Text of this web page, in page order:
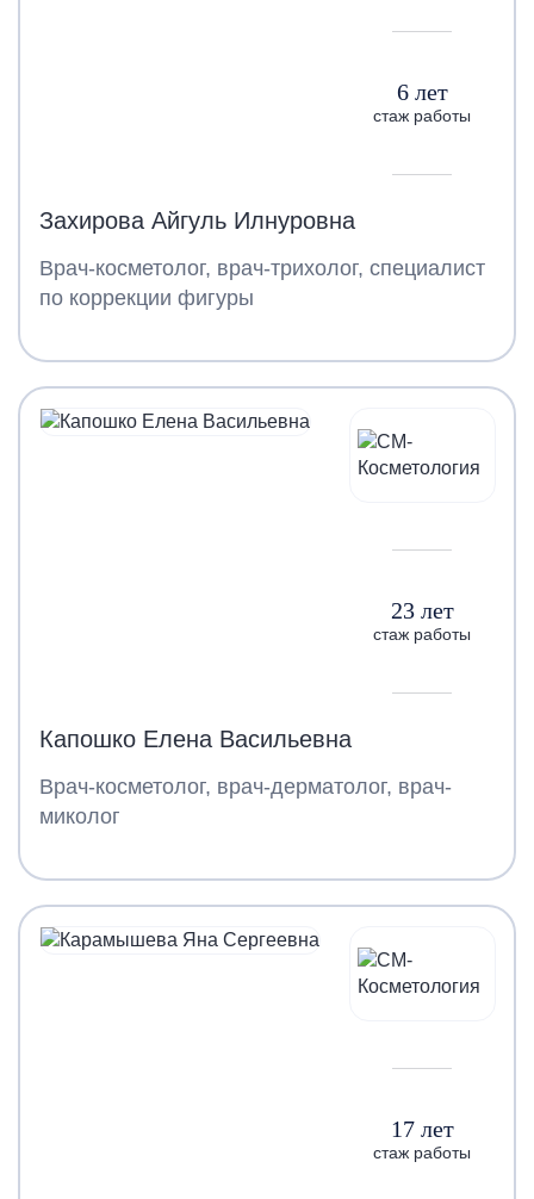
6 лет
стаж работы
Захирова Айгуль Илнуровна
Врач-косметолог, врач-трихолог, специалист
по коррекции фигуры
23 лет
стаж работы
Капошко Елена Васильевна
Врач-косметолог, врач-дерматолог, врач-
миколог
17 лет
стаж работы